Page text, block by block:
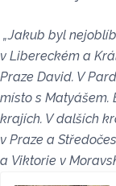
„Jakub byl
v Libereckém a
Praze David. V
místo s
krajích. V dalších
v Praze a
a Viktorie v